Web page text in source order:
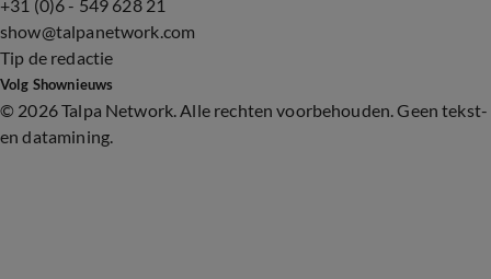
+31 (0)6 - 549 628 21
show@talpanetwork.com
Tip de redactie
Volg Shownieuws
© 2026 Talpa Network. Alle rechten voorbehouden. Geen tekst-
en datamining.